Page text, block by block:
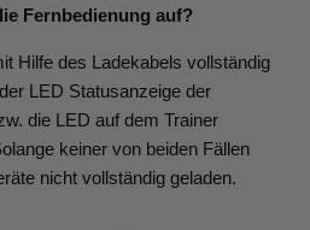
Fernbedienung auf?
Hilfe des Ladekabels vollständig
LED Statusanzeige der
die LED auf dem Trainer
keiner von beiden Fällen
nicht vollständig geladen.